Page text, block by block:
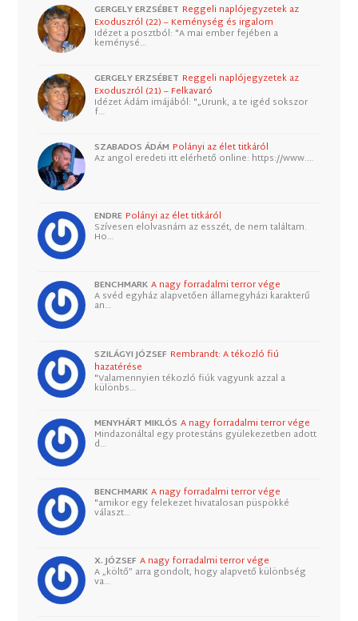
GERGELY ERZSÉBET Reggeli naplójegyzetek az
Exoduszról (22) – Keménység és irgalom
Idézet a posztból: "A mai ember fejében a
keménysé…
GERGELY ERZSÉBET Reggeli naplójegyzetek az
Exoduszról (21) – Felkavaró
Idézet Ádám imájából: "„Urunk, a te igéd sokszor
f…
SZABADOS ÁDÁM Polányi az élet titkáról
Az angol eredeti itt elérhető online: https://www.…
ENDRE Polányi az élet titkáról
Szívesen elolvasnám az esszét, de nem találtam.
Ho…
BENCHMARK A nagy forradalmi terror vége
A svéd egyház alapvetően államegyházi karakterű
an…
SZILÁGYI JÓZSEF Rembrandt: A tékozló fiú
hazatérése
"Valamennyien tékozló fiúk vagyunk azzal a
különbs…
MENYHÁRT MIKLÓS A nagy forradalmi terror vége
Mindazonáltal egy protestáns gyülekezetben adott
d…
BENCHMARK A nagy forradalmi terror vége
"amikor egy felekezet hivatalosan püspökké
választ…
X. JÓZSEF A nagy forradalmi terror vége
A „költő” arra gondolt, hogy alapvető különbség
va…